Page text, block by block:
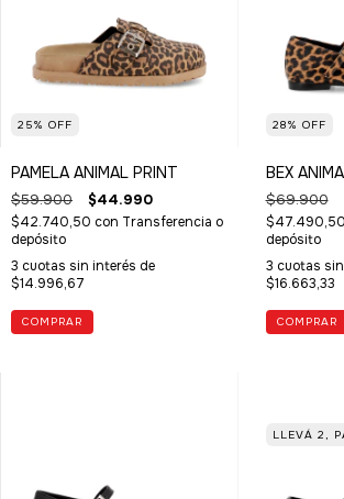
25% OFF
PAMELA ANIMAL PRINT
$59.900 $44.990
$42.740,50 con Transferencia o
depósito
3 cuotas sin interés de
$14.996,67
COMPRAR
28% OFF
BEX
$69.900
$47.490,50
depósito
3 cuotas
$16.663,33
COMPRAR
LLEVÁ 2,